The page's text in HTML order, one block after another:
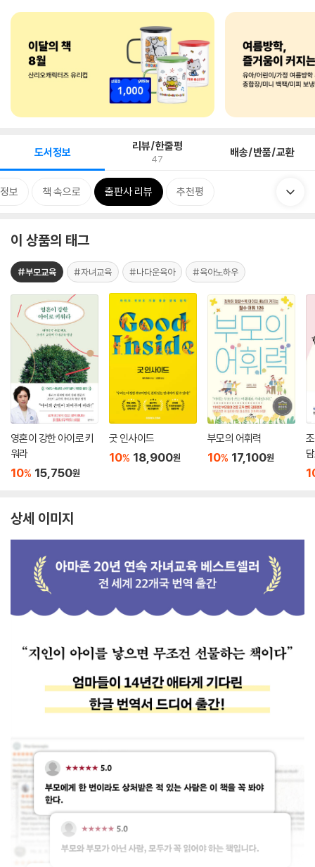
도서정보 리뷰/한줄평
47 배송/반품/교환
보 책 속으로 출판사 리뷰 추천평
이 상품의 태그
#부모교육 #자녀교육 #나다운육아 #육아노하우
영혼이 강한 아이로 키
워라
10% 15,750원
굿 인사이드
10% 18,900원
부모의 어휘력
10% 17,100원
상세 이미지